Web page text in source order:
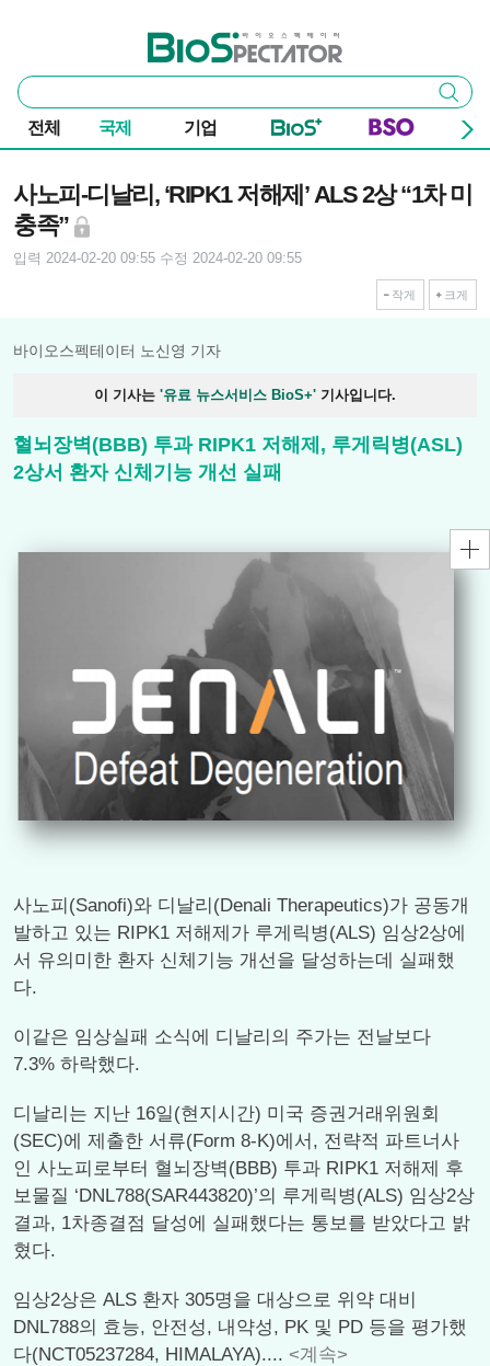
바이오스펙테이터
통
합
검
색
검색
전체 국제 기업
사노피-디날리, ‘RIPK1 저해제’ ALS 2상 “1차 미
충족”
입력 2024-02-20 09:55 수정 2024-02-20 09:55
작게 크게
바이오스펙테이터 노신영 기자
이 기사는 '유료 뉴스서비스 BioS+' 기사입니다.
혈뇌장벽(BBB) 투과 RIPK1 저해제, 루게릭병(ASL)
2상서 환자 신체기능 개선 실패
사노피(Sanofi)와 디날리(Denali Therapeutics)가 공동개
발하고 있는 RIPK1 저해제가 루게릭병(ALS) 임상2상에
서 유의미한 환자 신체기능 개선을 달성하는데 실패했
다.
이같은 임상실패 소식에 디날리의 주가는 전날보다
7.3% 하락했다.
디날리는 지난 16일(현지시간) 미국 증권거래위원회
(SEC)에 제출한 서류(Form 8-K)에서, 전략적 파트너사
인 사노피로부터 혈뇌장벽(BBB) 투과 RIPK1 저해제 후
보물질 ‘DNL788(SAR443820)’의 루게릭병(ALS) 임상2상
결과, 1차종결점 달성에 실패했다는 통보를 받았다고 밝
혔다.
임상2상은 ALS 환자 305명을 대상으로 위약 대비
DNL788의 효능, 안전성, 내약성, PK 및 PD 등을 평가했
다(NCT05237284, HIMALAYA).... <계속>